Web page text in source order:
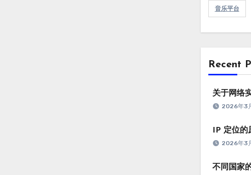
音乐平台
Recent
关于网络
2026年3
IP 定位
2026年3
不同国家